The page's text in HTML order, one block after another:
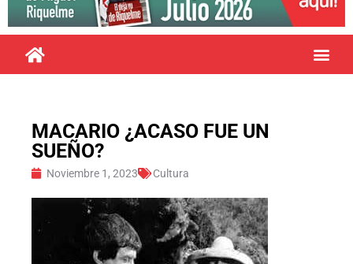
MACARIO ¿ACASO FUE UN
SUEÑO?
Noviembre 1, 2023 Cultura